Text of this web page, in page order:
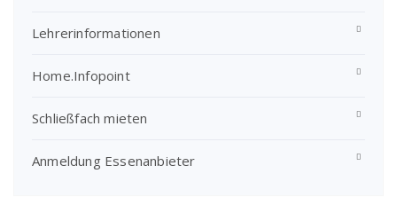
Lehrerinformationen
Home.Infopoint
Schließfach mieten
Anmeldung Essenanbieter